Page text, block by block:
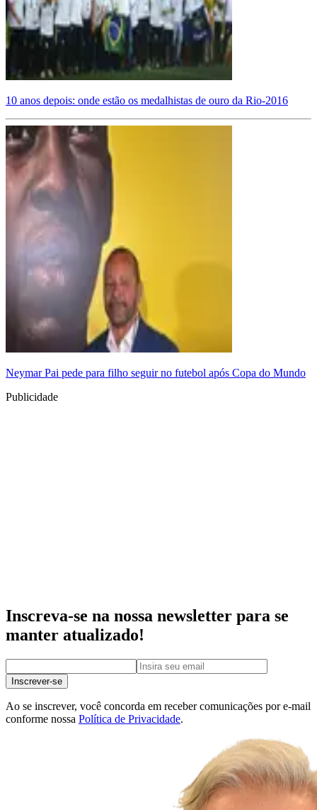
10 anos depois: onde estão os medalhistas de ouro da Rio-2016
Neymar Pai pede para filho seguir no futebol após Copa do Mundo
Publicidade
Inscreva-se na nossa newsletter para se
manter atualizado!
Inscrever-se
Ao se inscrever, você concorda em receber comunicações por e-mail
conforme nossa Política de Privacidade.